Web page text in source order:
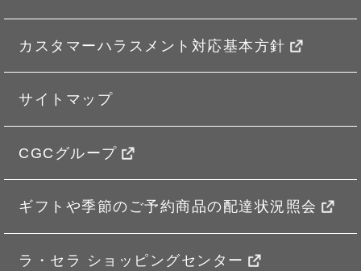
カスタマーハラスメント対応基本方針
サイトマップ
CGCグループ
ギフトや季節のご予約商品の配達状況照会
ラ・セラ ショッピングセンター